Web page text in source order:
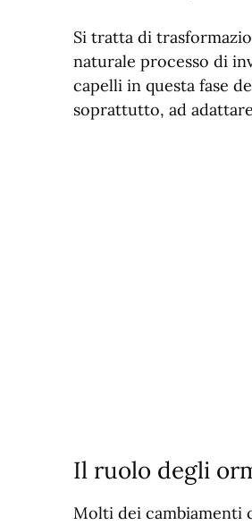
Si tratta di
naturale processo di
capelli in questa fase
soprattutto, ad
Il ruolo degli
Molti dei cambiamenti